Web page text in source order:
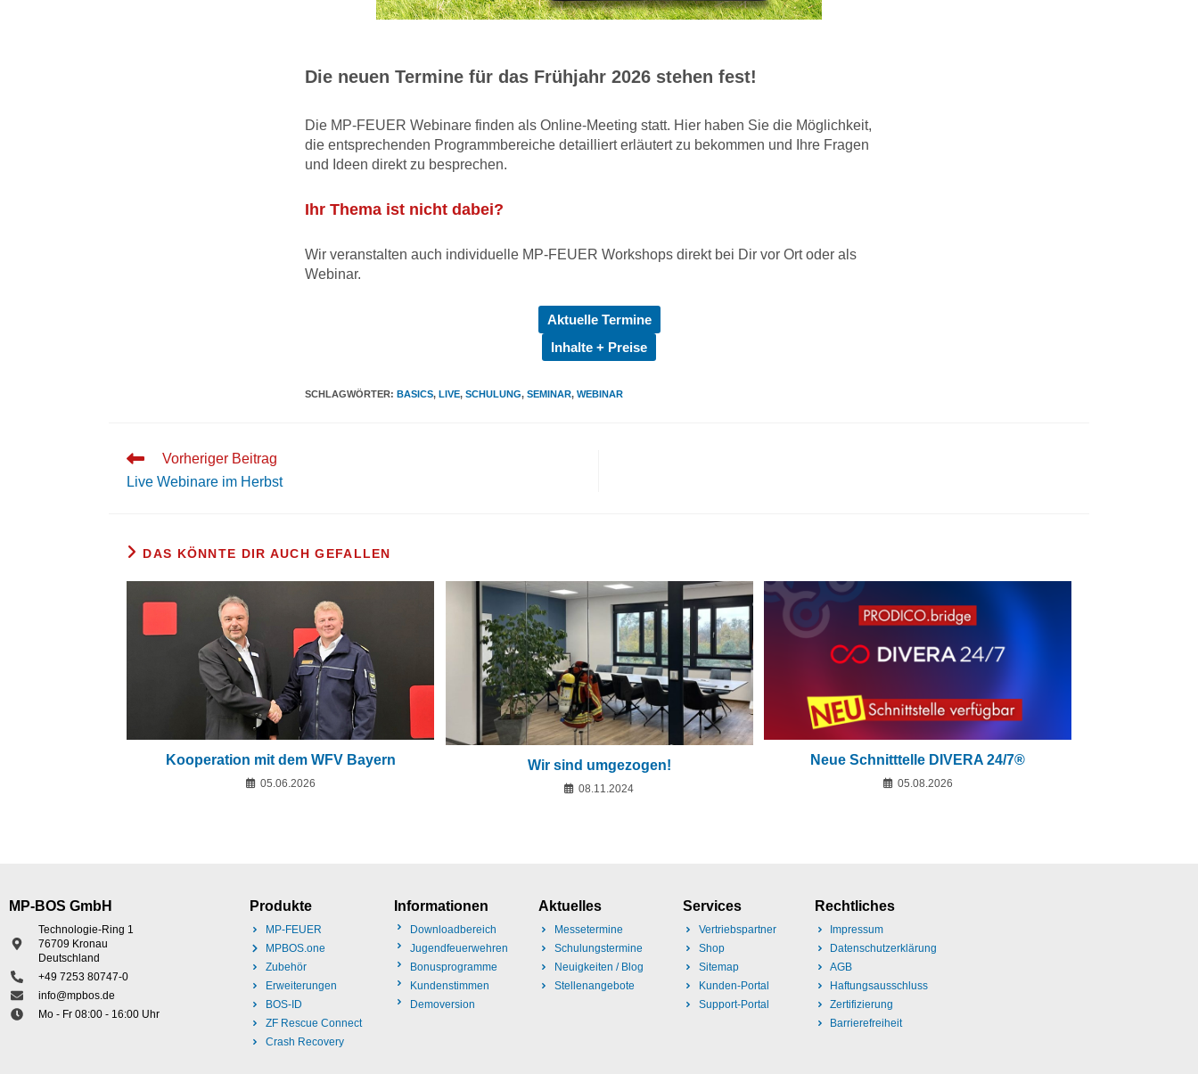
Die neuen Termine für das Frühjahr 2026 stehen fest!
Die MP-FEUER Webinare finden als Online-Meeting statt. Hier haben Sie die Möglichkeit,
die entsprechenden Programmbereiche detailliert erläutert zu bekommen und Ihre Fragen
und Ideen direkt zu besprechen.
Ihr Thema ist nicht dabei?
Wir veranstalten auch individuelle MP-FEUER Workshops direkt bei Dir vor Ort oder als
Webinar.
Aktuelle Termine
Inhalte + Preise
SCHLAGWÖRTER: BASICS, LIVE, SCHULUNG, SEMINAR, WEBINAR
Vorheriger Beitrag
Live Webinare im Herbst
DAS KÖNNTE DIR AUCH GEFALLEN
Kooperation mit dem WFV Bayern
05.06.2026
Wir sind umgezogen!
08.11.2024
Neue Schnitttelle DIVERA 24/7®
05.08.2026
MP-BOS GmbH
Technologie-Ring 1
76709 Kronau
Deutschland
+49 7253 80747-0
info@mpbos.de
Mo - Fr 08:00 - 16:00 Uhr
Produkte
MP-FEUER
MPBOS.one
Zubehör
Erweiterungen
BOS-ID
ZF Rescue Connect
Crash Recovery
Informationen
Downloadbereich
Jugendfeuerwehren
Bonusprogramme
Kundenstimmen
Demoversion
Aktuelles
Messetermine
Schulungstermine
Neuigkeiten / Blog
Stellenangebote
Services
Vertriebspartner
Shop
Sitemap
Kunden-Portal
Support-Portal
Rechtliches
Impressum
Datenschutzerklärung
AGB
Haftungsausschluss
Zertifizierung
Barrierefreiheit